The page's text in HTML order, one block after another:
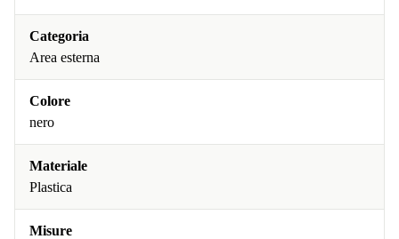
Categoria
Area esterna
Colore
nero
Materiale
Plastica
Misure